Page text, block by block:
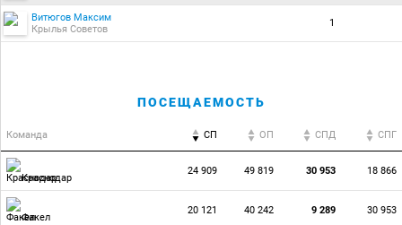
Витюгов Максим
Крылья Советов
1
ПОСЕЩАЕМОСТЬ
Команда СП ОП CПД CПГ
Краснодар
24 909 49 819 30 953 18 866
Факел
20 121 40 242 9 289 30 953